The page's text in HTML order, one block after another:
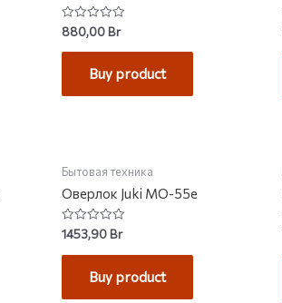
Rated
0
out
880,00Br
Buy product
Бытовая техника
Оверлок Juki MO-55e
Rated
0
out
1453,90Br
Buy product